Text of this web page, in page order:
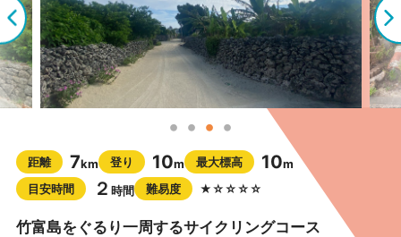
距離 7km 登り 10m 最大標高 10m
目安時間
２ 時間 難易度 ★☆☆☆☆
竹富島をぐるり一周するサイクリングコース